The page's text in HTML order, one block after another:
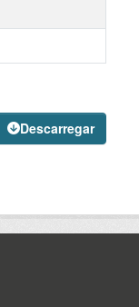
Descarregar